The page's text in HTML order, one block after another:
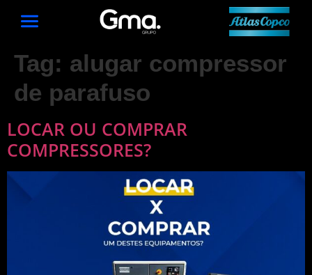
Tag: alugar compressor
de parafuso
LOCAR OU COMPRAR
COMPRESSORES?